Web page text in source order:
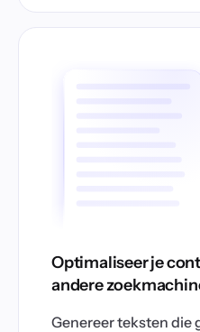
Optimaliseer je
andere
Genereer teksten die